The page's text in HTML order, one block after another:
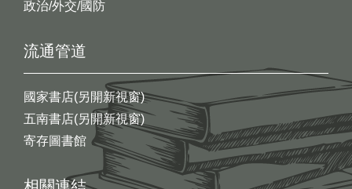
政治/外交/國防
流通管道
國家書店(另開新視窗)
五南書店(另開新視窗)
寄存圖書館